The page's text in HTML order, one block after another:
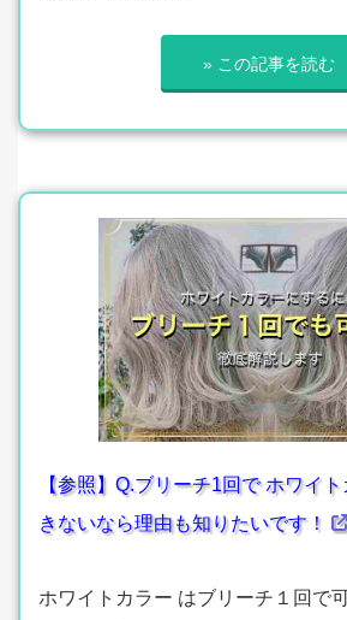
» この記事を読む
【参照】Q.ブリーチ1回で ホワイ
きないなら理由も知りたいです！
ホワイトカラー はブリーチ１回で